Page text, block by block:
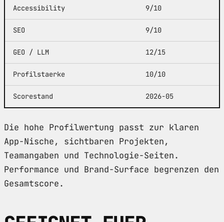
Accessibility 9/10
SEO 9/10
GEO / LLM 12/15
Profilstaerke 10/10
Scorestand 2026-05
Die hohe Profilwertung passt zur klaren
App-Nische, sichtbaren Projekten,
Teamangaben und Technologie-Seiten.
Performance und Brand-Surface begrenzen den
Gesamtscore.